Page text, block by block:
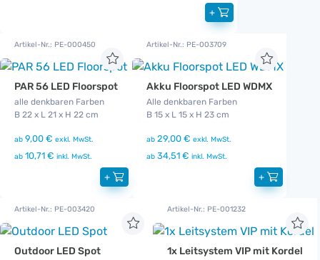
+
Artikel-Nr.: PE-000450
PAR 56 LED Floorspot
alle denkbaren Farben
B 22 x L 21 x H 22 cm
ab 9,00 € exkl. MwSt.
ab 10,71 € inkl. MwSt.
+
Artikel-Nr.: PE-003709
Akku Floorspot LED WDMX
Alle denkbaren Farben
B 15 x L 15 x H 23 cm
ab 29,00 € exkl. MwSt.
ab 34,51 € inkl. MwSt.
+
Artikel-Nr.: PE-003420
Outdoor LED Spot
Artikel-Nr.: PE-001232
1x Leitsystem VIP mit Kordel